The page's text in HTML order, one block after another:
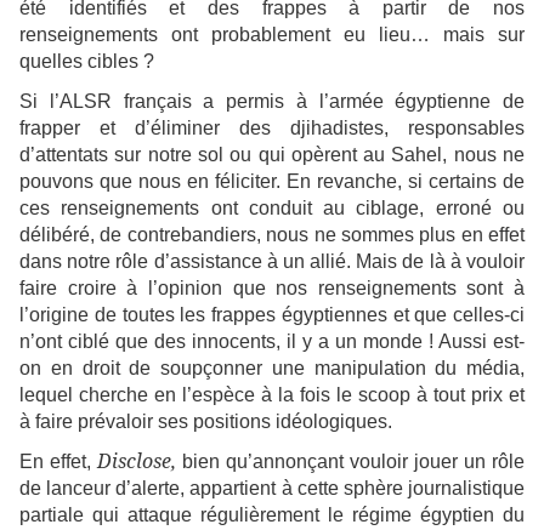
été identifiés et des frappes à partir de nos
renseignements ont probablement eu lieu… mais sur
quelles cibles ?
Si l’ALSR français a permis à l’armée égyptienne de
frapper et d’éliminer des djihadistes, responsables
d’attentats sur notre sol ou qui opèrent au Sahel, nous ne
pouvons que nous en féliciter. En revanche, si certains de
ces renseignements ont conduit au ciblage, erroné ou
délibéré, de contrebandiers, nous ne sommes plus en effet
dans notre rôle d’assistance à un allié. Mais de là à vouloir
faire croire à l’opinion que nos renseignements sont à
l’origine de toutes les frappes égyptiennes et que celles-ci
n’ont ciblé que des innocents, il y a un monde ! Aussi est-
on en droit de soupçonner une manipulation du média,
lequel cherche en l’espèce à la fois le scoop à tout prix et
à faire prévaloir ses positions idéologiques.
En effet, Disclose, bien qu’annonçant vouloir jouer un rôle
de lanceur d’alerte, appartient à cette sphère journalistique
partiale qui attaque régulièrement le régime égyptien du